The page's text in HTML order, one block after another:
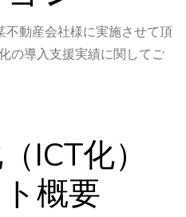
動産会社様に実施させて頂
の導入支援実績に関してご
ICT化）
概要